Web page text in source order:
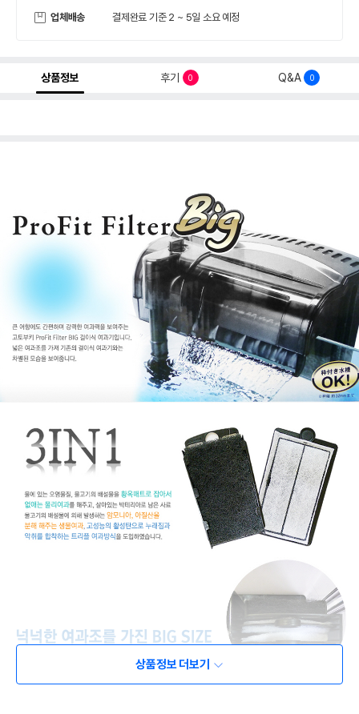
업체배송 결제완료 기준 2 ~ 5일 소요 예정
상품정보 후기 0 Q&A 0
상품정보 더보기